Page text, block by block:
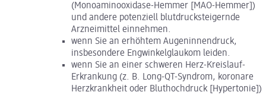
(Monoaminooxidase-Hemmer [MAO-Hemmer])
und andere potenziell blutdrucksteigernde
Arzneimittel einnehmen.
wenn Sie an erhöhtem Augeninnendruck,
insbesondere Engwinkelglaukom leiden.
wenn Sie an einer schweren Herz-Kreislauf-
Erkrankung (z. B. Long-QT-Syndrom, koronare
Herzkrankheit oder Bluthochdruck [Hypertonie])